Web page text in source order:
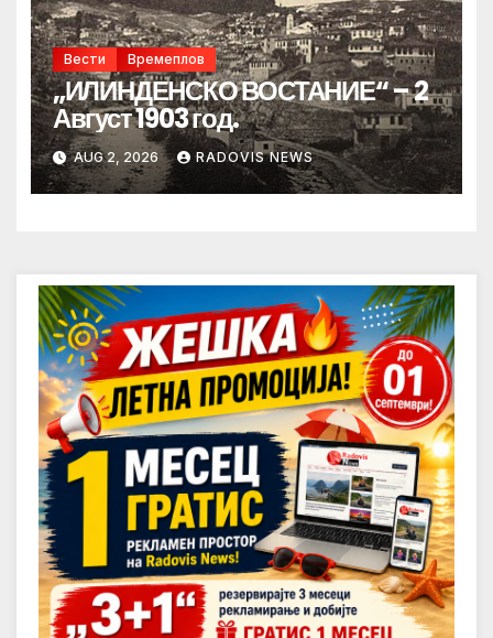
Вести Времеплов
„ИЛИНДЕНСКО ВОСТАНИЕ“ – 2
Август 1903 год.
AUG 2, 2026 RADOVIS NEWS